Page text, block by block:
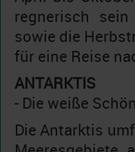
regnerisch
sowie die
für eine Reise
ANTARKTIS
- Die weiße
Die Antarktis